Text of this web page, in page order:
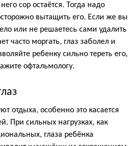
сор остаётся. Тогда надо
вытащить его. Если же вы
или не решаетесь сами удалить
часто моргать, глаз заболел и
ребенку сильно тереть его,
офтальмологу.
отдыха, особенно это касается
При сильных нагрузках, как
глаза ребёнка